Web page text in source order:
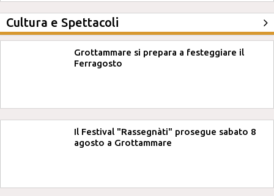
Cultura e Spettacoli
Grottammare si prepara a festeggiare il
Ferragosto
Il Festival "Rassegnàti" prosegue sabato 8
agosto a Grottammare